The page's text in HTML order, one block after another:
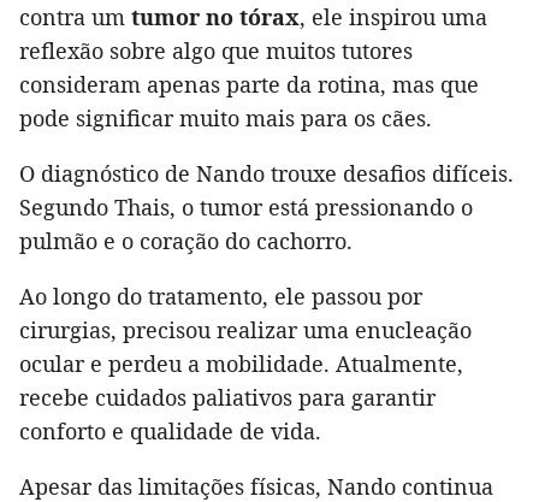
contra um tumor no tórax, ele inspirou uma
reflexão sobre algo que muitos tutores
consideram apenas parte da rotina, mas que
pode significar muito mais para os cães.
O diagnóstico de Nando trouxe desafios difíceis.
Segundo Thais, o tumor está pressionando o
pulmão e o coração do cachorro.
Ao longo do tratamento, ele passou por
cirurgias, precisou realizar uma enucleação
ocular e perdeu a mobilidade. Atualmente,
recebe cuidados paliativos para garantir
conforto e qualidade de vida.
Apesar das limitações físicas, Nando continua